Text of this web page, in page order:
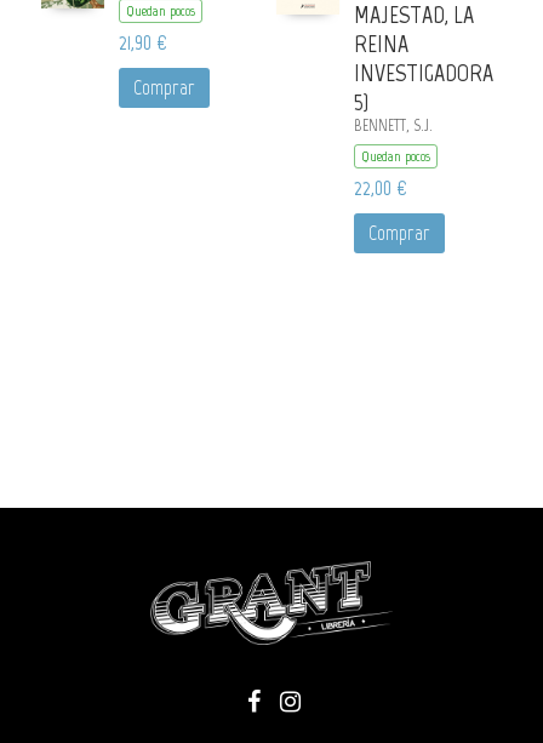
Quedan pocos
21,90 €
Comprar
MAJESTAD, LA
REINA
INVESTIGADORA
5)
BENNETT, S.J.
Quedan pocos
22,00 €
Comprar